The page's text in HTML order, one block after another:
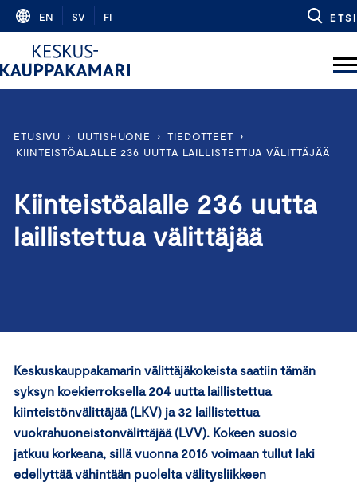
Skip
content
EN SV FI ETSI
ETUSIVU › UUTISHUONE › TIEDOTTEET
›
KIINTEISTÖALALLE 236 UUTTA LAILLISTETTUA VÄLITTÄJÄÄ
Kiinteistöalalle 236 uutta
laillistettua välittäjää
Keskuskauppakamarin välittäjäkokeista saatiin tämän
syksyn koekierroksella 204 uutta laillistettua
kiinteistönvälittäjää (LKV) ja 32 laillistettua
vuokrahuoneistonvälittäjää (LVV). Kokeen suosio
jatkuu korkeana, sillä vuonna 2016 voimaan tullut laki
edellyttää vähintään puolelta välitysliikkeen